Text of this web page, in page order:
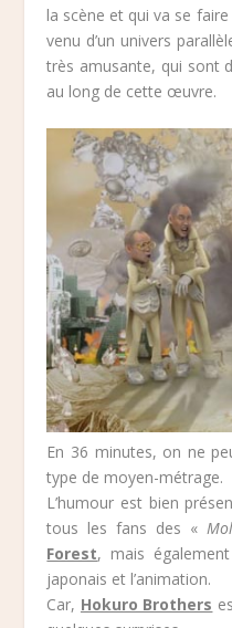
la scène et qui va se
venu d’un univers
très amusante, qui sont
au long de cette œuvre.
En 36 minutes, on ne
type de moyen-métrage.
L’humour est bien
tous les fans des «
Forest, mais
japonais et l’animation.
Car, Hokuro Brothers